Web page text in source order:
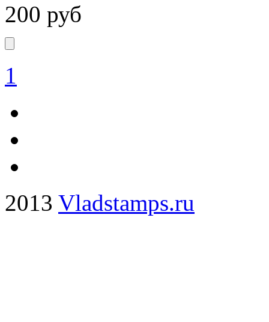
200 руб
1
2013 Vladstamps.ru